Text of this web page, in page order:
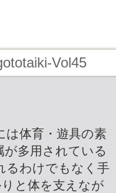
Vol45
は体育・遊具の素
が多用されている
るわけでもなく手
と体を支えなが